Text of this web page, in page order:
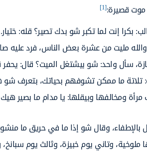
قصيرة:[1]
بكرا إنت لما تكبر شو بدك تصير؟ قله: ختيار.
مليت من عشرة بعض الناس، فرد عليه
سأل واحد: شو بيشتغل الميت؟ قال:
تلاتة ما ممكن تشوفهم بحياتك، بتعرف شو
ومخالفها وبيقلها: يا مدام ما بصير
وقال شو إذا ما في حريق ما
وتاني يوم خبيزة، وثالث يوم سبانخ،